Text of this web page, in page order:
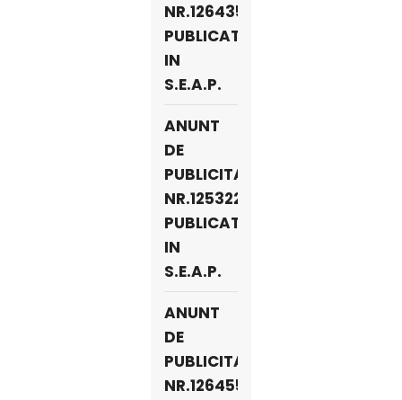
NR.126435
PUBLICAT
IN
S.E.A.P.
ANUNT
DE
PUBLICITATE
NR.125322
PUBLICAT
IN
S.E.A.P.
ANUNT
DE
PUBLICITATE
NR.126455